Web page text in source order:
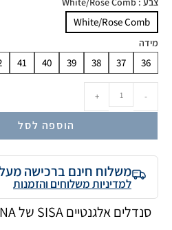
White/Rose Comb
מידה
36
37
38
39
40
41
-
+
הוספה לסל
משלוח חינם ברכישה מעל
למדיניות משלוחים והזמנות